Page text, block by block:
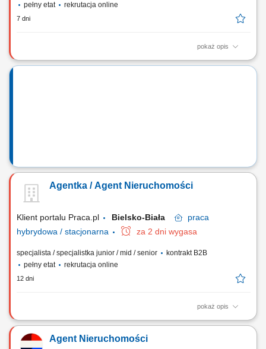
pełny etat
rekrutacja online
7 dni
pokaż opis
Gotowość do prowadzenia działalności gospodarczej. Samodzielność i
Agentka / Agent Nieruchomości
Klient portalu Praca.pl Bielsko-Biała
praca
hybrydowa / stacjonarna
za 2 dni wygasa
specjalista / specjalistka junior / mid / senior
kontrakt B2B
pełny etat
rekrutacja online
12 dni
pokaż opis
Obsługa transakcji nieruchomości na zasadzie wyłączności. Rozwijanie
zaawansowanych). Budowanie własnej marki na rynku dzięki wsparciu
Agent Nieruchomości